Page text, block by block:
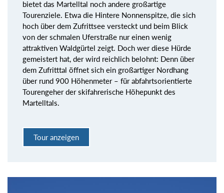
bietet das Martelltal noch andere großartige
Tourenziele. Etwa die Hintere Nonnenspitze, die sich
hoch über dem Zufrittsee versteckt und beim Blick
von der schmalen Uferstraße nur einen wenig
attraktiven Waldgürtel zeigt. Doch wer diese Hürde
gemeistert hat, der wird reichlich belohnt: Denn über
dem Zufritttal öffnet sich ein großartiger Nordhang
über rund 900 Höhenmeter – für abfahrtsorientierte
Tourengeher der skifahrerische Höhepunkt des
Martelltals.
Tour anzeigen